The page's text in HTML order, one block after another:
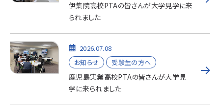
伊集院高校PTAの皆さんが大学見学に来
られました
2026.07.08
お知らせ
受験生の方へ
鹿児島実業高校PTAの皆さんが大学見
学に来られました